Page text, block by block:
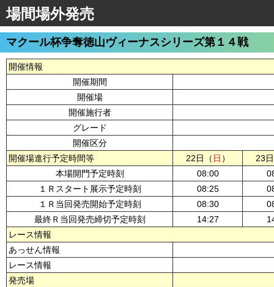
場間場外発売
マクール杯争奪徳山ヴィーナスシリーズ第１４戦
開催情報
開催期間
開催場
開催施行者
グレード
開催区分
開催場進行予定時間等
22日（ 日 ）
23
本場開門予定時刻
08:00
１Ｒスタート展示予定時刻
08:25
１Ｒ当回発売開始予定時刻
08:30
最終Ｒ当回発売締切予定時刻
14:27
レース情報
あっせん情報
レース情報
発売場